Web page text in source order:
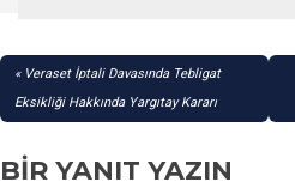
YAZI
GEZINMESI
Veraset İptali Davasında Tebligat
Eksikliği Hakkında Yargıtay Kararı
BIR YANIT YAZIN